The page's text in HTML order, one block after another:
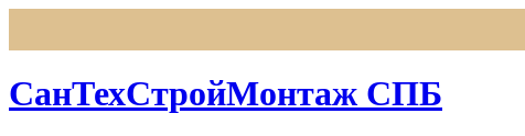
СанТехСтройМонтаж СПБ